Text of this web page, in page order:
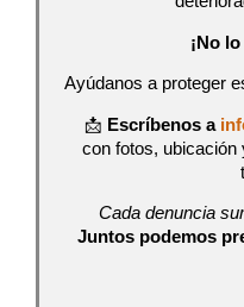
¡No
Ayúdanos a proteger
📩 Escríbenos a
con fotos, ubicación
Cada denuncia
Juntos podemos